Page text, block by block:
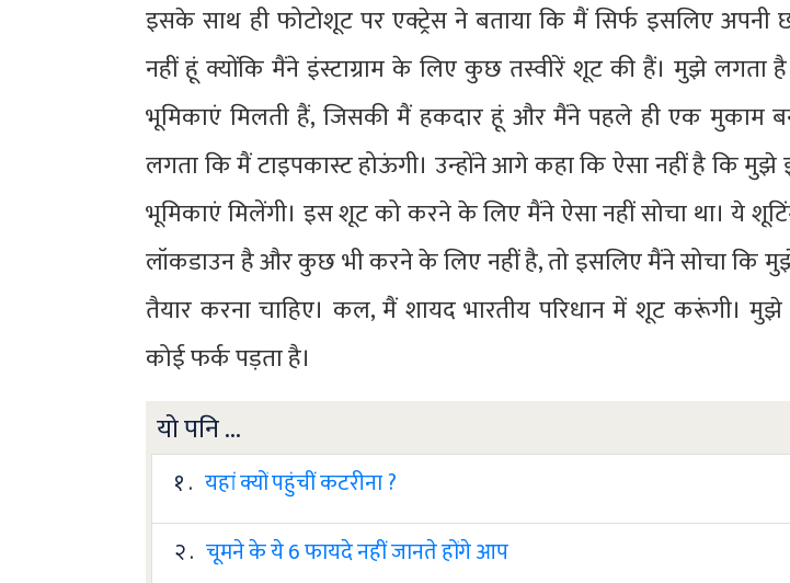
इसके साथ ही फोटोशूट पर एक्ट्रेस ने बताया कि मैं सिर्फ इसलिए
नहीं हूं क्योंकि मैंने इंस्टाग्राम के लिए कुछ तस्वीरें शूट की हैं। मुझे लगता
भूमिकाएं मिलती हैं, जिसकी मैं हकदार हूं और मैंने पहले ही एक मुकाम
लगता कि मैं टाइपकास्ट होऊंगी। उन्होंने आगे कहा कि ऐसा नहीं है कि मुझे
भूमिकाएं मिलेंगी। इस शूट को करने के लिए मैंने ऐसा नहीं सोचा था। ये
लॉकडाउन है और कुछ भी करने के लिए नहीं है, तो इसलिए मैंने सोचा कि
तैयार करना चाहिए। कल, मैं शायद भारतीय परिधान में शूट करूंगी।
कोई फर्क पड़ता है।
यो पनि ...
१ . यहां क्यों पहुंचीं कटरीना ?
२ . चूमने के ये 6 फायदे नहीं जानते होंगे आप